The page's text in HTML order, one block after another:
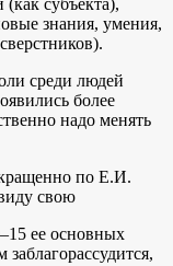
субъекта),
знания, умения,
среди людей
более
надо менять
по Е.И.
свою
ее основных